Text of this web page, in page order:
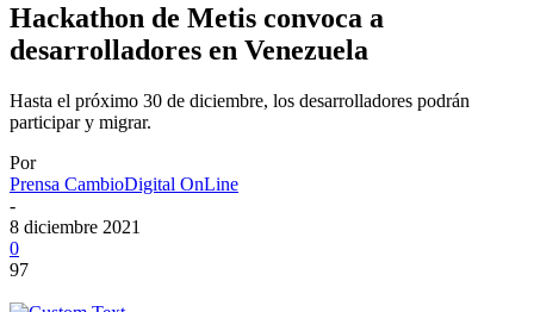
Hackathon de Metis convoca a
desarrolladores en Venezuela
Hasta el próximo 30 de diciembre, los desarrolladores podrán
participar y migrar.
Por
Prensa CambioDigital OnLine
-
8 diciembre 2021
0
97